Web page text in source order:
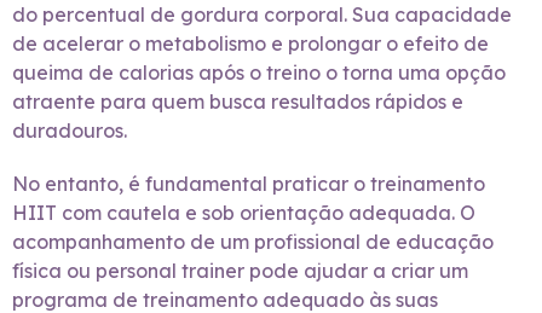
do percentual de gordura corporal. Sua capacidade
de acelerar o metabolismo e prolongar o efeito de
queima de calorias após o treino o torna uma opção
atraente para quem busca resultados rápidos e
duradouros.
No entanto, é fundamental praticar o treinamento
HIIT com cautela e sob orientação adequada. O
acompanhamento de um profissional de educação
física ou personal trainer pode ajudar a criar um
programa de treinamento adequado às suas